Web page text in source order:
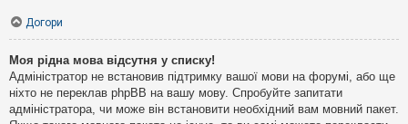
Догори
Моя рідна мова відсутня у списку!
Адміністратор не встановив підтримку вашої мови на форумі, або ще
ніхто не переклав phpBB на вашу мову. Спробуйте запитати
адміністратора, чи може він встановити необхідний вам мовний пакет.